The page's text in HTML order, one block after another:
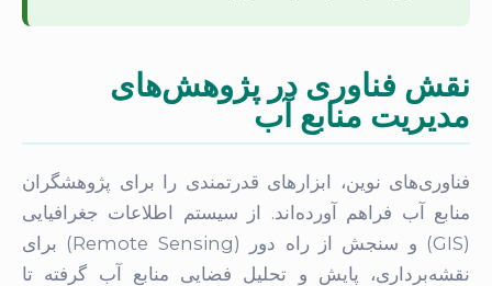
نقش فناوری در پژوهش‌های
مدیریت منابع آب
فناوری‌های نوین، ابزارهای قدرتمندی را برای پژوهشگران
منابع آب فراهم آورده‌اند. از سیستم اطلاعات جغرافیایی
(GIS) و سنجش از راه دور (Remote Sensing) برای
نقشه‌برداری، پایش و تحلیل فضایی منابع آب گرفته تا